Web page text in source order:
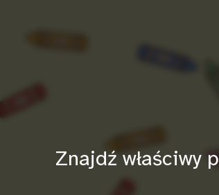
Znajdź właściwy